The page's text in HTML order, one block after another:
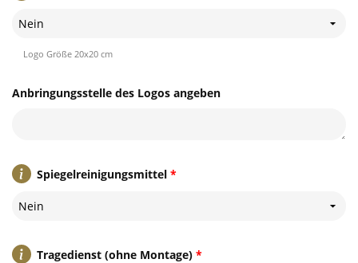
Nein
Logo Größe 20x20 cm
Anbringungsstelle des Logos angeben
*
Spiegelreinigungsmittel
Nein
*
Tragedienst (ohne Montage)